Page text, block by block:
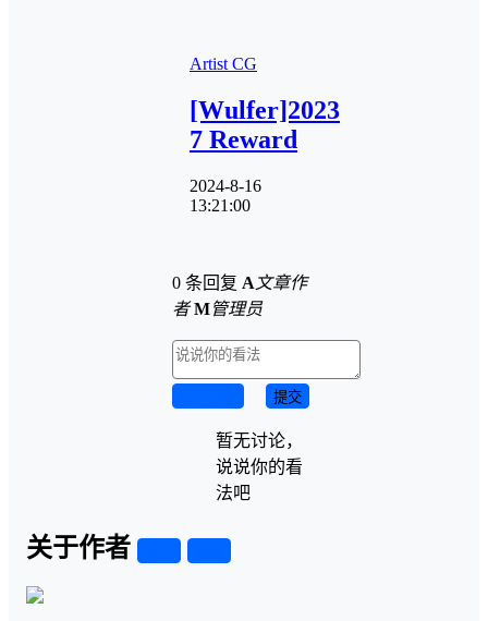
Artist CG
[Wulfer]2023
7 Reward
2024-8-16
13:21:00
0 条回复 A 文章作
者 M管理员
提交
暂无讨论，
说说你的看
法吧
关于作者